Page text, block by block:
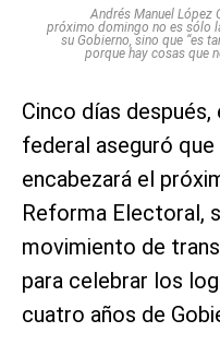
Andrés Manuel López
próximo domingo no es sólo
su Gobierno, sino que “es
porque hay cosas que
Cinco días
federal aseguró que
encabezará el
Reforma Electoral,
movimiento de
para celebrar los
cuatro años de